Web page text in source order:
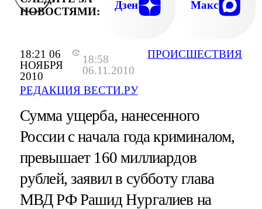
18:21 06
НОЯБРЯ
2010
18:58
06.11.2010
РЕДАКЦИЯ ВЕСТИ.РУ
ПРОИСШЕСТВИЯ
НОВОСТЯМИ:
Дзен Макс
Сумма ущерба, нанесенного
России с начала года криминалом,
превышает 160 миллиардов
рублей, заявил в субботу глава
МВД РФ Рашид Нургалиев на